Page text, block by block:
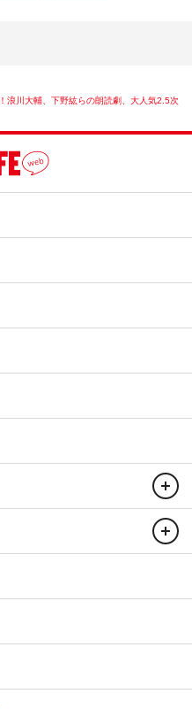
浪川大輔、下野紘らの朗読劇、大人気2.5次